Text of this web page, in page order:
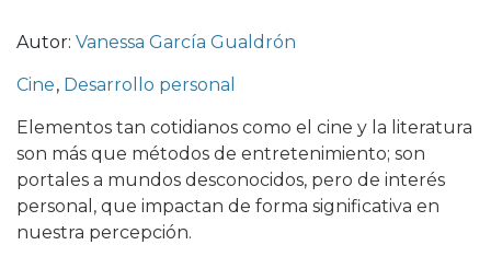
Autor: Vanessa García Gualdrón
Cine, Desarrollo personal
Elementos tan cotidianos como el cine y la literatura
son más que métodos de entretenimiento; son
portales a mundos desconocidos, pero de interés
personal, que impactan de forma significativa en
nuestra percepción.